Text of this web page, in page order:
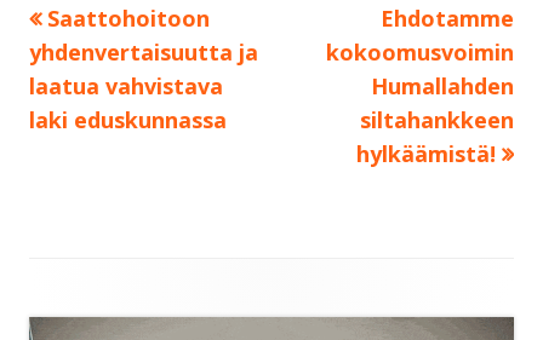
Artikkelien
selaus
Edellinen:
Saattohoitoon
yhdenvertaisuutta ja
laatua vahvistava
laki eduskunnassa
Seuraava:
Ehdotamme
kokoomusvoimin
Humallahden
siltahankkeen
hylkäämistä!
Sivupalkki